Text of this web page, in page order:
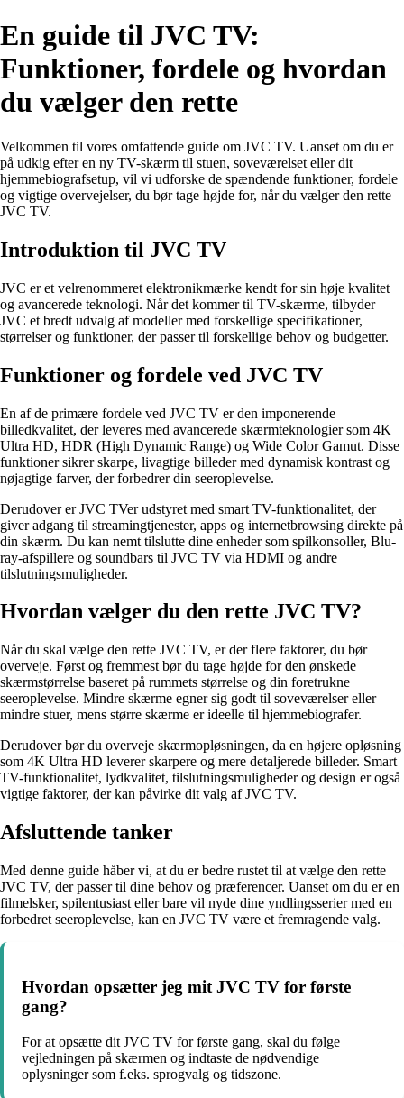
En guide til JVC TV:
Funktioner, fordele og hvordan
du vælger den rette
Velkommen til vores omfattende guide om JVC TV. Uanset om du er
på udkig efter en ny TV-skærm til stuen, soveværelset eller dit
hjemmebiografsetup, vil vi udforske de spændende funktioner, fordele
og vigtige overvejelser, du bør tage højde for, når du vælger den rette
JVC TV.
Introduktion til JVC TV
JVC er et velrenommeret elektronikmærke kendt for sin høje kvalitet
og avancerede teknologi. Når det kommer til TV-skærme, tilbyder
JVC et bredt udvalg af modeller med forskellige specifikationer,
størrelser og funktioner, der passer til forskellige behov og budgetter.
Funktioner og fordele ved JVC TV
En af de primære fordele ved JVC TV er den imponerende
billedkvalitet, der leveres med avancerede skærmteknologier som 4K
Ultra HD, HDR (High Dynamic Range) og Wide Color Gamut. Disse
funktioner sikrer skarpe, livagtige billeder med dynamisk kontrast og
nøjagtige farver, der forbedrer din seeroplevelse.
Derudover er JVC TVer udstyret med smart TV-funktionalitet, der
giver adgang til streamingtjenester, apps og internetbrowsing direkte på
din skærm. Du kan nemt tilslutte dine enheder som spilkonsoller, Blu-
ray-afspillere og soundbars til JVC TV via HDMI og andre
tilslutningsmuligheder.
Hvordan vælger du den rette JVC TV?
Når du skal vælge den rette JVC TV, er der flere faktorer, du bør
overveje. Først og fremmest bør du tage højde for den ønskede
skærmstørrelse baseret på rummets størrelse og din foretrukne
seeroplevelse. Mindre skærme egner sig godt til soveværelser eller
mindre stuer, mens større skærme er ideelle til hjemmebiografer.
Derudover bør du overveje skærmopløsningen, da en højere opløsning
som 4K Ultra HD leverer skarpere og mere detaljerede billeder. Smart
TV-funktionalitet, lydkvalitet, tilslutningsmuligheder og design er også
vigtige faktorer, der kan påvirke dit valg af JVC TV.
Afsluttende tanker
Med denne guide håber vi, at du er bedre rustet til at vælge den rette
JVC TV, der passer til dine behov og præferencer. Uanset om du er en
filmelsker, spilentusiast eller bare vil nyde dine yndlingsserier med en
forbedret seeroplevelse, kan en JVC TV være et fremragende valg.
Hvordan opsætter jeg mit JVC TV for første
gang?
For at opsætte dit JVC TV for første gang, skal du følge
vejledningen på skærmen og indtaste de nødvendige
oplysninger som f.eks. sprogvalg og tidszone.